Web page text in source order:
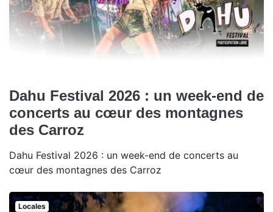
Dahu Festival 2026 : un week-end de
concerts au cœur des montagnes
des Carroz
Dahu Festival 2026 : un week-end de concerts au
cœur des montagnes des Carroz
Locales